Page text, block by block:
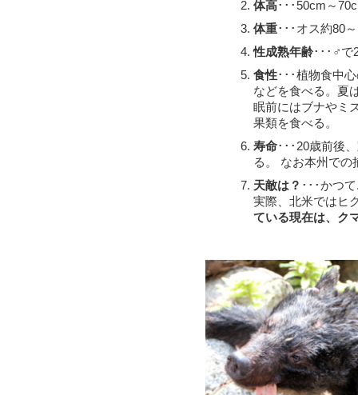
体高･･･50cm～
体重･･･オス約80
性成熟年齢･･･♂で
食性･･･植物食中
などを食べる。夏
眠前にはブナやミ
果類を食べる。
寿命･･･20歳前後
る。 なお本州で
天敵は？ ･･･かつて
実際、北米ではヒ
ている現在は、ク